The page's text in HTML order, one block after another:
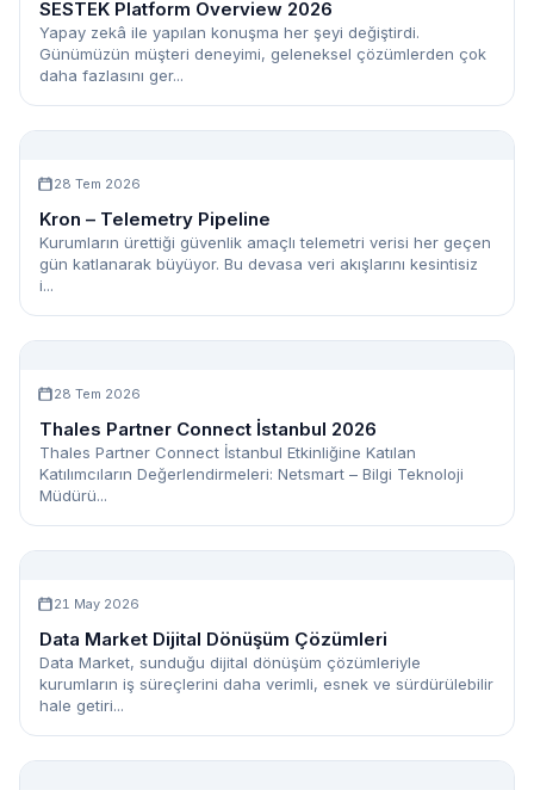
SESTEK Platform Overview 2026
Yapay zekâ ile yapılan konuşma her şeyi değiştirdi.
Günümüzün müşteri deneyimi, geleneksel çözümlerden çok
daha fazlasını ger...
28 Tem 2026
Kron – Telemetry Pipeline
Kurumların ürettiği güvenlik amaçlı telemetri verisi her geçen
gün katlanarak büyüyor. Bu devasa veri akışlarını kesintisiz
i...
28 Tem 2026
Thales Partner Connect İstanbul 2026
Thales Partner Connect İstanbul Etkinliğine Katılan
Katılımcıların Değerlendirmeleri: Netsmart – Bilgi Teknoloji
Müdürü...
21 May 2026
Data Market Dijital Dönüşüm Çözümleri
Data Market, sunduğu dijital dönüşüm çözümleriyle
kurumların iş süreçlerini daha verimli, esnek ve sürdürülebilir
hale getiri...